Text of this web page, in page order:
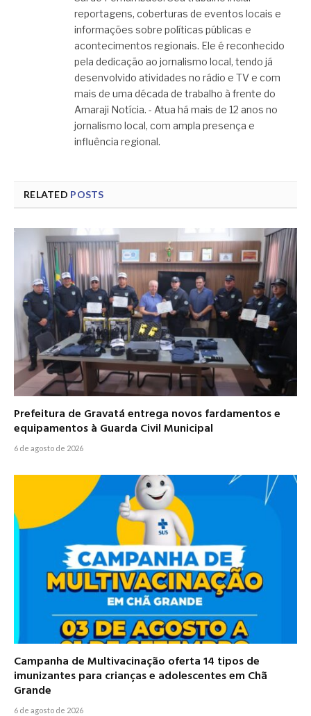
reportagens, coberturas de eventos locais e
informações sobre políticas públicas e
acontecimentos regionais. Ele é reconhecido
pela dedicação ao jornalismo local, tendo já
desenvolvido atividades no rádio e TV e com
mais de uma década de trabalho à frente do
Amaraji Notícia. - Atua há mais de 12 anos no
jornalismo local, com ampla presença e
influência regional.
RELATED POSTS
Prefeitura de Gravatá entrega novos fardamentos e
equipamentos à Guarda Civil Municipal
6 de agosto de 2026
Campanha de Multivacinação oferta 14 tipos de
imunizantes para crianças e adolescentes em Chã
Grande
6 de agosto de 2026